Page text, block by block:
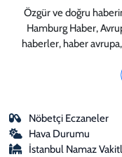
Özgür ve doğru
Hamburg Haber,
haberler, haber
Nöbetçi Eczaneler
Hava Durumu
İstanbul Namaz